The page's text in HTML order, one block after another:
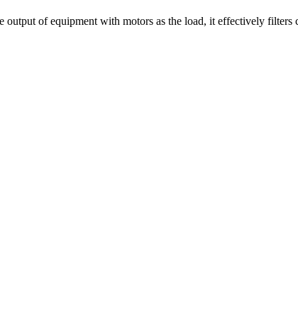
of equipment with motors as the load, it effectively filters